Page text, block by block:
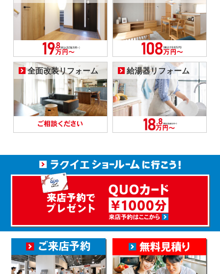
全面改装リフォーム 給湯器リフォーム